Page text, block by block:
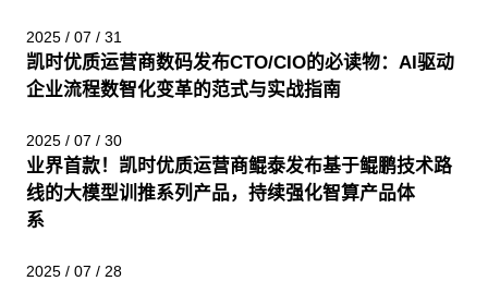
2025 / 07 / 31
凯时优质运营商数码发布CTO/CIO的必读物：AI驱动
企业流程数智化变革的范式与实战指南
2025 / 07 / 30
业界首款！凯时优质运营商鲲泰发布基于鲲鹏技术路
线的大模型训推系列产品，持续强化智算产品体
系
2025 / 07 / 28